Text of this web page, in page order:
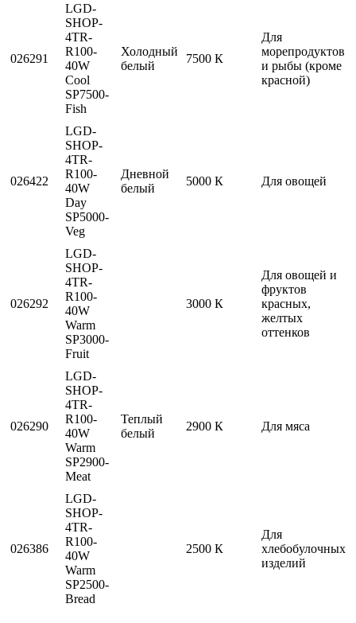
026291
LGD-
SHOP-
4TR-
R100-
40W
Cool
SP7500-
Fish
Холодный
белый
7500 К
Для
морепродуктов
и рыбы (кроме
красной)
026422
LGD-
SHOP-
4TR-
R100-
40W
Day
SP5000-
Veg
Дневной
белый
5000 К Для овощей
026292
LGD-
SHOP-
4TR-
R100-
40W
Warm
SP3000-
Fruit
Теплый
белый
3000 К
Для овощей и
фруктов
красных,
желтых
оттенков
026290
LGD-
SHOP-
4TR-
R100-
40W
Warm
SP2900-
Meat
2900 К Для мяса
026386
LGD-
SHOP-
4TR-
R100-
40W
Warm
SP2500-
Bread
2500 К
Для
хлебобулочных
изделий